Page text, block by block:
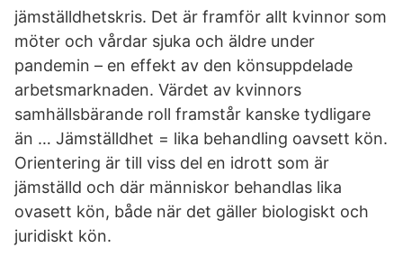
jämställdhetskris. Det är framför allt kvinnor som
möter och vårdar sjuka och äldre under
pandemin – en effekt av den könsuppdelade
arbetsmarknaden. Värdet av kvinnors
samhällsbärande roll framstår kanske tydligare
än … Jämställdhet = lika behandling oavsett kön.
Orientering är till viss del en idrott som är
jämställd och där människor behandlas lika
ovasett kön, både när det gäller biologiskt och
juridiskt kön.